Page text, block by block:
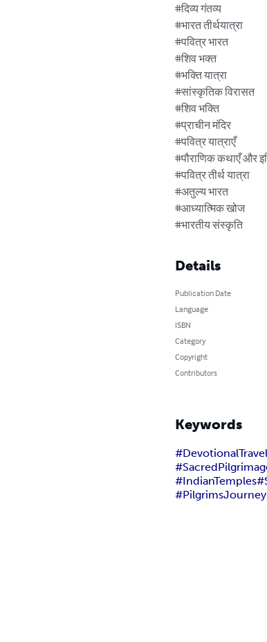
#दिव्य गंतव्य
#भारत तीर्थयात्रा
#पवित्र भारत
#शिव भक्त
#भक्ति यात्रा
#सांस्कृतिक विरासत
#शिव भक्ति
#प्राचीन मंदिर
#पवित्र यात्राएँ
#पौराणिक कथाएँ और
#पवित्र तीर्थ यात्रा
#अतुल्य भारत
#आध्यात्मिक खोज
#भारतीय संस्कृति
Details
Publication Date
Language
ISBN
Category
Copyright
Contributors
Keywords
#IndianTemples
#PilgrimsJourney